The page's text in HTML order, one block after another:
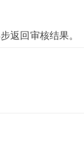
返回审核结果。